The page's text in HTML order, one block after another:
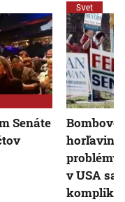
Senáte
Svet
horľaviny
v USA sa